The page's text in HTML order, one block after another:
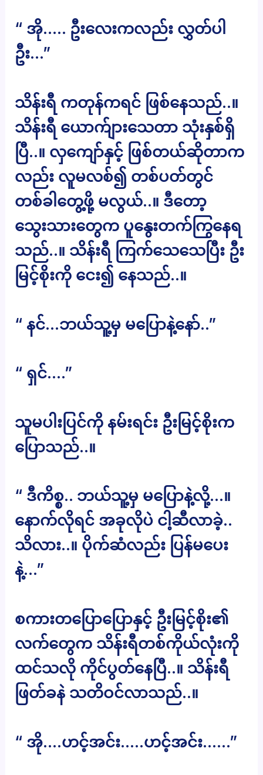
“ အို….. ဦးလေးကလည်း လွှတ်ပါ
ဦး…”
သိန်းရီ ကတုန်ကရင် ဖြစ်နေသည်..။
သိန်းရီ ယောက်ျားသေတာ သုံးနှစ်ရှိ
ပြီ..။ လှကျော်နှင့် ဖြစ်တယ်ဆိုတာက
လည်း လူမလစ်၍ တစ်ပတ်တွင်
တစ်ခါတွေ့ဖို့ မလွယ်..။ ဒီတော့
သွေးသားတွေက ပူနွေးတက်ကြွနေရ
သည်..။ သိန်းရီ ကြက်သေသေပြီး ဦး
မြင့်စိုးကို ငေး၍ နေသည်..။
“ နင်…ဘယ်သူ့မှ မပြောနဲ့နော်..”
“ ရှင်….”
သူမပါးပြင်ကို နမ်းရင်း ဦးမြင့်စိုးက
ပြောသည်..။
“ ဒီကိစ္စ.. ဘယ်သူ့မှ မပြောနဲ့လို့…။
နောက်လိုရင် အခုလိုပဲ ငါ့ဆီလာခဲ့..
သိလား..။ ပိုက်ဆံလည်း ပြန်မပေး
နဲ့…”
စကားတပြောပြောနှင့် ဦးမြင့်စိုး၏
လက်တွေက သိန်းရီတစ်ကိုယ်လုံးကို
ထင်သလို ကိုင်ပွတ်နေပြီ..။ သိန်းရီ
ဖြတ်ခနဲ သတိဝင်လာသည်..။
“ အို….ဟင့်အင်း…..ဟင့်အင်း……”